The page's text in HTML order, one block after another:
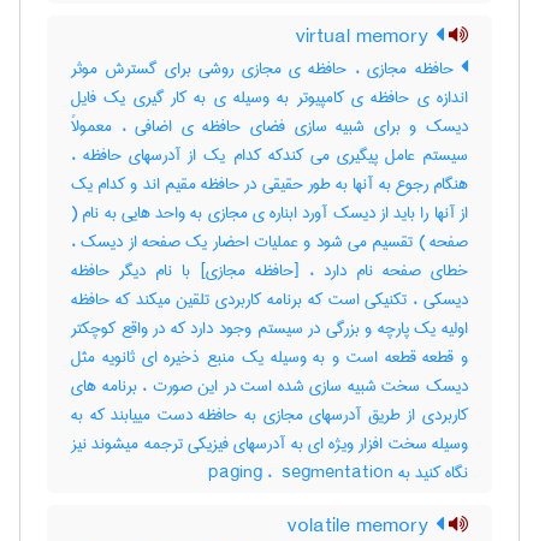
حافظه مجازی ، حافظه ی مجازی روشی برای گسترش موثر
اندازه ی حافظه ی کامپیوتر به وسیله ی به کار گیری یک فایل
دیسک و برای شبیه سازی فضای حافظه ی اضافی ، معمولاً
سیستم عامل پیگیری می کندکه کدام یک از آدرسهای حافظه ،
هنگام رجوع به آنها به طور حقیقی در حافظه مقیم اند و کدام یک
از آنها را باید از دیسک آورد ابناره ی مجازی به واحد هایی به نام (
صفحه ) تقسیم می شود و عملیات احضار یک صفحه از دیسک ،
خطای صفحه نام دارد ، [حافظه مجازی] با نام دیگر حافظه
دیسکی ، تکنیکی است که برنامه کاربردی تلقین میکند که حافظه
اولیه یک پارچه و بزرگی در سیستم وجود دارد که در واقع کوچکتر
و قطعه قطعه است و به وسیله یک منبع ذخیره ای ثانویه مثل
دیسک سخت شبیه سازی شده است در این صورت ، برنامه های
کاربردی از طریق آدرسهای مجازی به حافظه دست مییابند که به
وسیله سخت افزار ویژه ای به آدرسهای فیزیکی ترجمه میشوند نیز
نگاه کنید به ‎ paging ، ‎ segmentation